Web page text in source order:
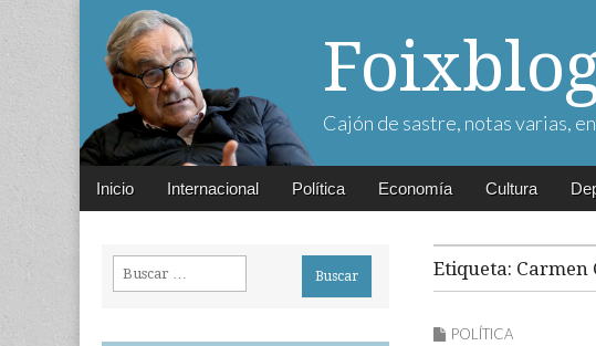
Cajón de sastre, notas varias,
Main
Skip
Inicio Internacional Política Economía Cultura
Etiqueta: Carmen
POLÍTICA
Buscar: